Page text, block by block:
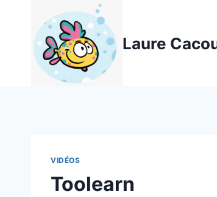
contenu
Laure
VIDÉOS
Toolearn